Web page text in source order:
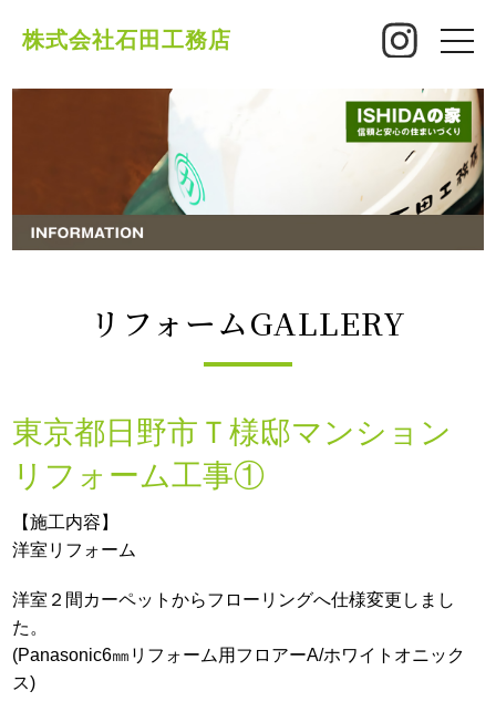
株式会社石田工務店
toggle
リフォームGALLERY
東京都日野市Ｔ様邸マンション
リフォーム工事①
【施工内容】
洋室リフォーム
洋室２間カーペットからフローリングへ仕様変更しまし
た。
(Panasonic6㎜リフォーム用フロアーA/ホワイトオニック
ス)